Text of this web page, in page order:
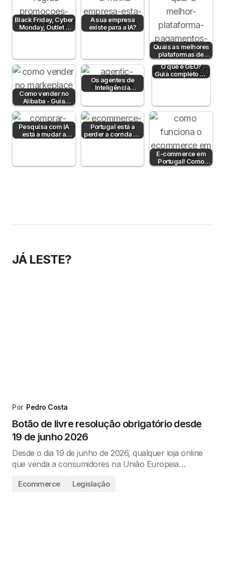
Black Friday, Cyber
Monday, Outlet e
Dia sem IVA! Posso
A sua empresa
existe para a IA?
Quais as melhores
plataformas de
pagamento em
Portugal em 2026?
Como vender no
Alibaba - Guia
Completo para
Empresas B2B em
Portugal
Os agentes de
Inteligência
Artificial já
— e o…
O que é GEO?
Guia completo de
Generative
Pesquisa com IA
está a mudar a
decisão de compra
Portugal está a
perder a corrida da
IA no e-commerce
E-commerce em
Portugal! Como
funciona?
JÁ LESTE?
Por Pedro Costa
Botão de livre resolução obrigatório desde
19 de junho 2026
Desde o dia 19 de junho de 2026, qualquer loja online
que venda a consumidores na União Europeia…
Ecommerce Legislação